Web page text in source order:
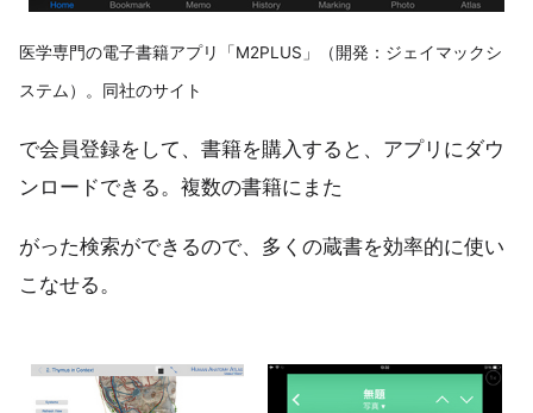
医学専門の電子書籍アプリ「M2PLUS」（開発：ジェイマックシ
ステム）。同社のサイト
で会員登録をして、書籍を購入すると、アプリにダウ
ンロードできる。複数の書籍にまた
がった検索ができるので、多くの蔵書を効率的に使い
こなせる。